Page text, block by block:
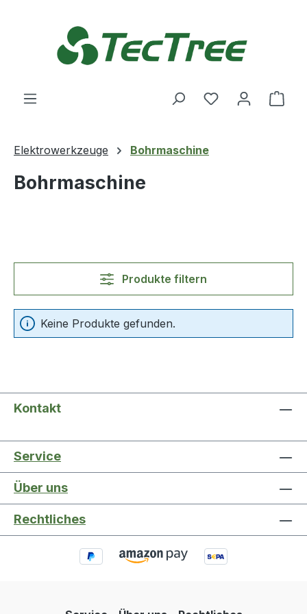
Du hast 0
Elektrowerkzeuge Bohrmaschine
Bohrmaschine
Produkte filtern
Keine Produkte gefunden.
Kontakt
Service
Über uns
Rechtliches